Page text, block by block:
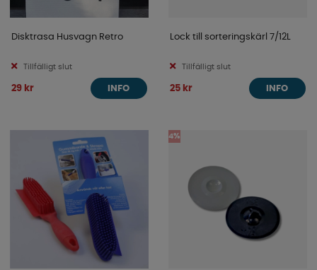
Disktrasa Husvagn Retro
Tillfälligt slut
29 kr INFO
Lock till sorteringskärl 7/12L
Tillfälligt slut
25 kr INFO
4%